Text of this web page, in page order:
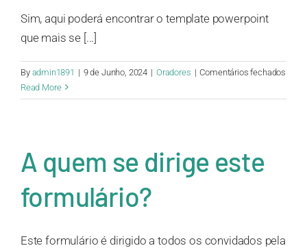
Sim, aqui poderá encontrar o template powerpoint
que mais se [...]
By admin1891 | 9 de Junho, 2024 | Oradores | Comentários fechados
Read More
A quem se dirige este
formulário?
Este formulário é dirigido a todos os convidados pela